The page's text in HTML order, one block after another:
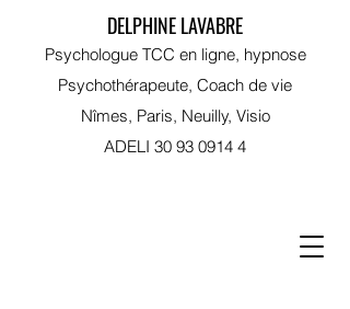
Psychologue TCC en ligne, hypnose
Psychothérapeute, Coach de vie
Nîmes, Paris, Neuilly, Visio
ADELI 30 93 0914 4
DELPHINE LAVABRE